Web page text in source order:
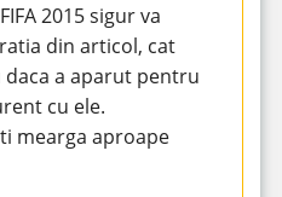
2015 sigur va
din articol, cat
daca a aparut pentru
cu ele.
mearga aproape